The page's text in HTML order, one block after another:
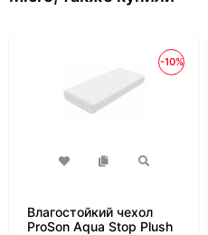
-10%
Влагостойкий чехол
ProSon Aqua Stop Plush